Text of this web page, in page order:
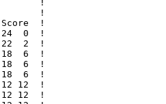
!
!
!
0  !
2  !
6  !
6  !
6  !
12  !
12  !